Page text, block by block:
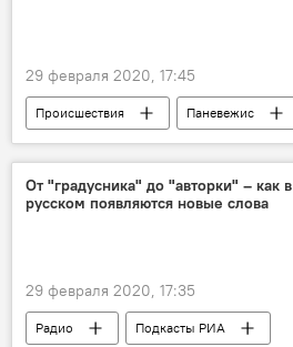
29 февраля 2020, 17:45
Происшествия
Паневежис
Паневежский район
Литва
От "градусника" до "авторки" – как в
русском появляются новые слова
29 февраля 2020, 17:35
Радио Подкасты РИА